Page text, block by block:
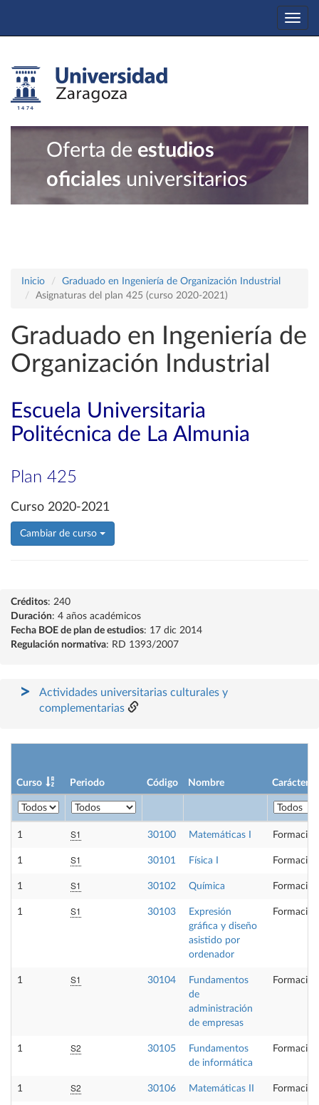
Oferta de estudios
oficiales universitarios
Inicio
Graduado en Ingeniería de Organización Industrial
Asignaturas del plan 425 (curso 2020-2021)
Graduado en Ingeniería de
Organización Industrial
Escuela Universitaria
Politécnica de La Almunia
Plan 425
Curso 2020-2021
Cambiar de curso
Créditos: 240
Duración: 4 años académicos
Fecha BOE de plan de estudios: 17 dic 2014
Regulación normativa: RD 1393/2007
Actividades universitarias culturales y
complementarias
Curso Periodo Código Nombre Carácter
1 S1 30100 Matemáticas I
1 S1 30101 Física I
1 S1 30102 Química
1 S1 30103
Expresión
gráfica y diseño
asistido por
ordenador
1 S1 30104
Fundamentos
de
administración
de empresas
1 S2 30105
Fundamentos
de informática
1 S2 30106 Matemáticas II